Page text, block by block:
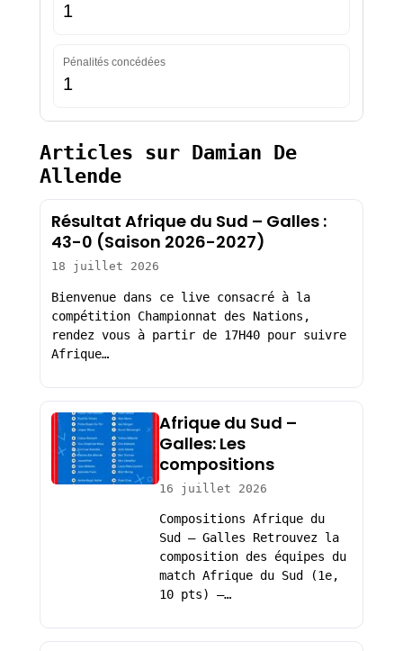
1
Pénalités concédées
1
Articles sur Damian De
Allende
Résultat Afrique du Sud – Galles :
43-0 (Saison 2026-2027)
18 juillet 2026
Bienvenue dans ce live consacré à la
compétition Championnat des Nations,
rendez vous à partir de 17H40 pour suivre
Afrique…
Afrique du Sud –
Galles: Les
compositions
16 juillet 2026
Compositions Afrique du
Sud – Galles Retrouvez la
composition des équipes du
match Afrique du Sud (1e,
10 pts) –…